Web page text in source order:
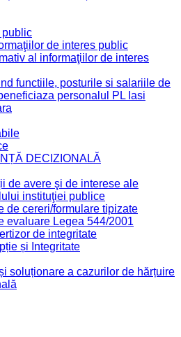
public
de interes public
al informaţiilor de interes
functiile, posturile si salariile de
personalul PL Iasi
DECIZIONALĂ
de avere şi de interese ale
instituţiei publice
de cereri/formulare tipizate
evaluare Legea 544/2001
de integritate
și Integritate
soluționare a cazurilor de hărțuire